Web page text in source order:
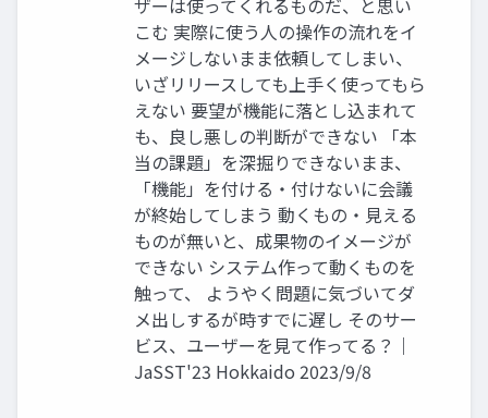
ザーは使ってくれるものだ、と思い
こむ 実際に使う人の操作の流れをイ
メージしないまま依頼してしまい、
いざリリースしても上手く使ってもら
えない 要望が機能に落とし込まれて
も、良し悪しの判断ができない 「本
当の課題」を深掘りできないまま、
「機能」を付ける・付けないに会議
が終始してしまう 動くもの・見える
ものが無いと、成果物のイメージが
できない システム作って動くものを
触って、 ようやく問題に気づいてダ
メ出しするが時すでに遅し そのサー
ビス、ユーザーを見て作ってる？｜
JaSST'23 Hokkaido 2023/9/8